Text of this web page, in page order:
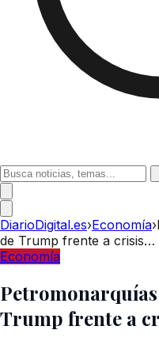
DiarioDigital.es›Economía›
de Trump frente a crisis…
Economía
Trump frente a